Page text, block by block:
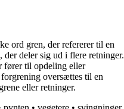
ord gren, der refererer til en
deler sig ud i flere retninger.
fører til opdeling eller
oversættes til en
eller retninger.